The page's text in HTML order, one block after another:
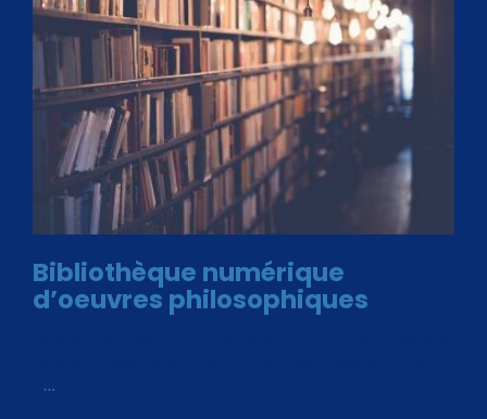
Bibliothèque numérique
d’oeuvres philosophiques